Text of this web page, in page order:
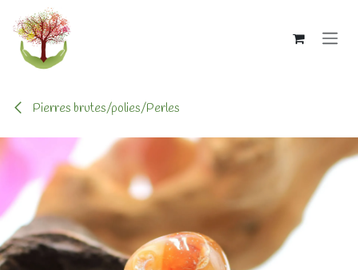
Se rendre au contenu
Pierres brutes/polies/Perles